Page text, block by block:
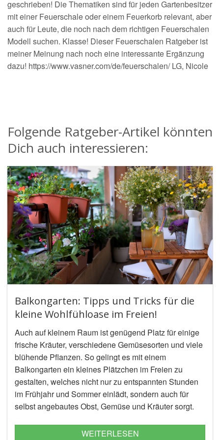
geschrieben! Die Thematiken sind für jeden Gartenbesitzer
mit einer Feuerschale oder einem Feuerkorb relevant, aber
auch für Leute, die noch nach dem richtigen Feuerschalen
Modell suchen. Klasse! Dieser Feuerschalen Ratgeber ist
meiner Meinung nach noch eine interessante Ergänzung
dazu! https://www.vasner.com/de/feuerschalen/ LG, Nicole
Folgende Ratgeber-Artikel könnten
Dich auch interessieren:
Balkongarten: Tipps und Tricks für die
kleine Wohlfühloase im Freien!
Auch auf kleinem Raum ist genügend Platz für einige
frische Kräuter, verschiedene Gemüsesorten und viele
blühende Pflanzen. So gelingt es mit einem
Balkongarten ein kleines Plätzchen im Freien zu
gestalten, welches nicht nur zu entspannten Stunden
im Frühjahr und Sommer einlädt, sondern auch für
selbst angebautes Obst, Gemüse und Kräuter sorgt.
sich mit so einigen Nutz- und Zierpflanzen bestücken.
WEITERLESEN